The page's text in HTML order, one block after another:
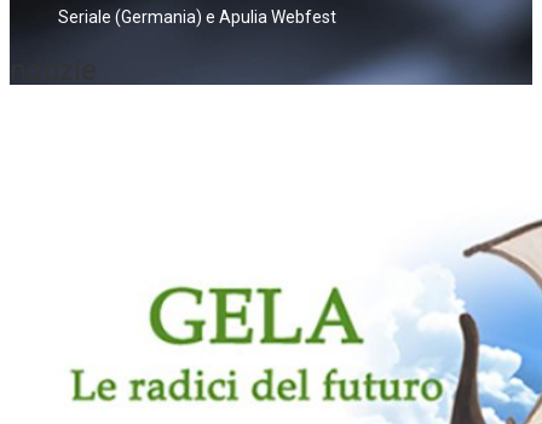
Seriale (Germania) e Apulia Webfest